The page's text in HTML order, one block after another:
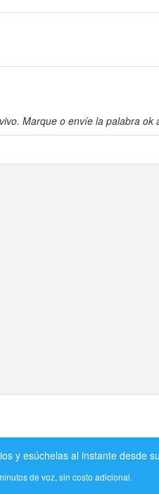
Marque o envíe la palabra ok
y esúchelas al instante desde
de voz, sin costo adicional.